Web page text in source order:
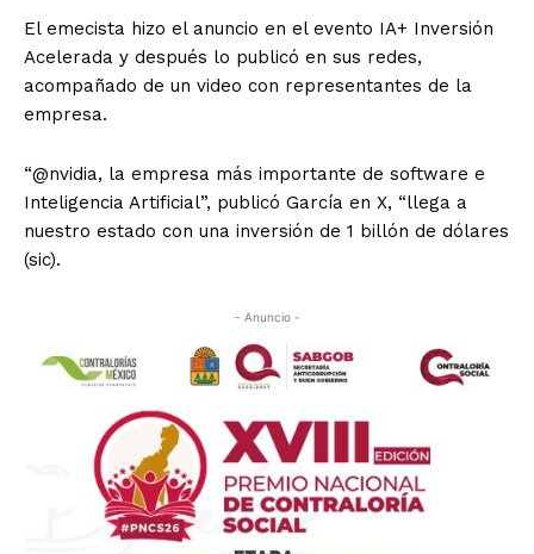
El emecista hizo el anuncio en el evento IA+ Inversión
Acelerada y después lo publicó en sus redes,
acompañado de un video con representantes de la
empresa.
“@nvidia, la empresa más importante de software e
Inteligencia Artificial”, publicó García en X, “llega a
nuestro estado con una inversión de 1 billón de dólares
(sic).
- Anuncio -